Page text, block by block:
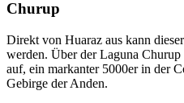
Churup
Direkt von Huaraz aus kann
werden. Über der Laguna
auf, ein markanter 5000er in der
Gebirge der Anden.